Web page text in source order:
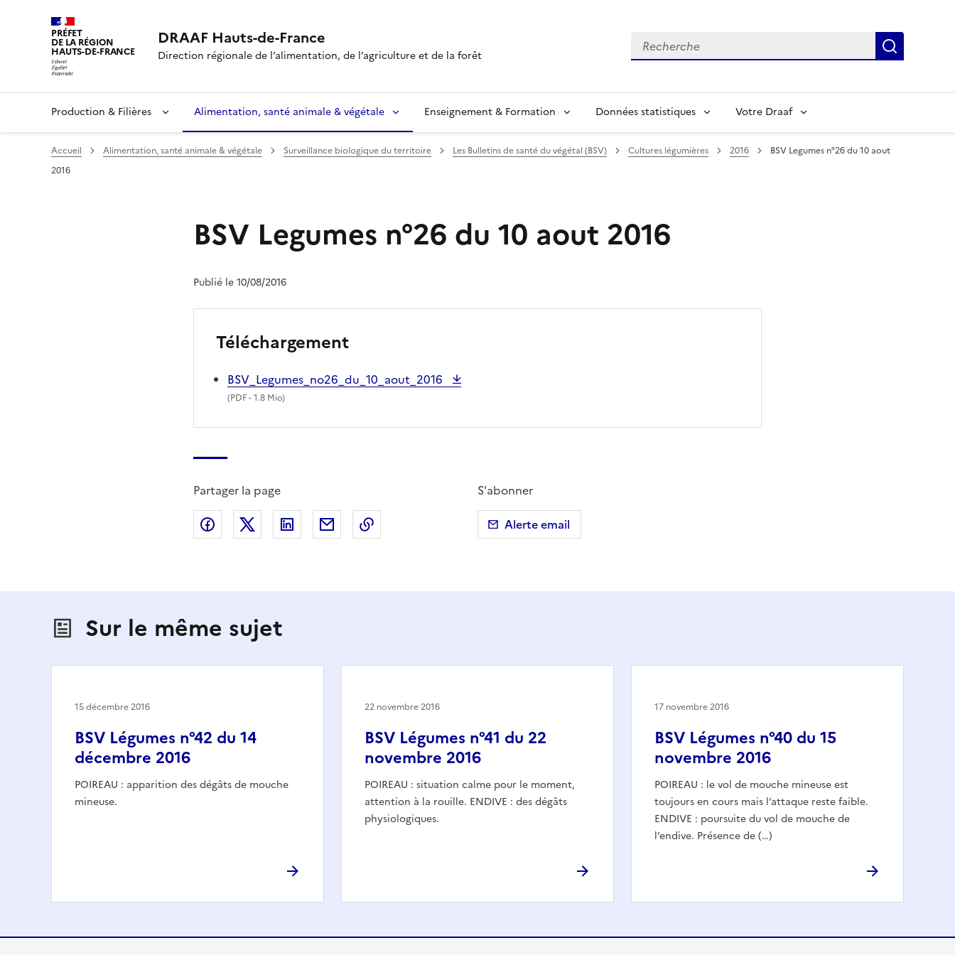
PRÉFET
DE LA RÉGION
HAUTS-DE-FRANCE
DRAAF Hauts-de-France
Direction régionale de l’alimentation, de l’agriculture et de la forêt
Recherche
Production & Filières Alimentation, santé animale & végétale Enseignement & Formation Données statistiques Votre Draaf
Accueil Alimentation, santé animale & végétale Surveillance biologique du territoire Les Bulletins de santé du végétal (BSV) Cultures légumières 2016
BSV Legumes n°26 du 10 aout
2016
BSV Legumes n°26 du 10 aout 2016
Publié le 10/08/2016
Téléchargement
BSV_Legumes_no26_du_10_aout_2016
(PDF- 1.8 Mio)
Partager la page
Partager sur Facebook
Partager sur X (anciennement Twitter)
Partager sur LinkedIn
Partager par emailCopier dans le presse-papier
S'abonner
Alerte email
Sur le même sujet
BSV Légumes n°42 du 14
décembre 2016
POIREAU : apparition des dégâts de mouche
mineuse.
15 décembre 2016
BSV Légumes n°41 du 22
novembre 2016
POIREAU : situation calme pour le moment,
attention à la rouille. ENDIVE : des dégâts
physiologiques.
22 novembre 2016
BSV Légumes n°40 du 15
novembre 2016
POIREAU : le vol de mouche mineuse est
toujours en cours mais l’attaque reste faible.
ENDIVE : poursuite du vol de mouche de
l’endive. Présence de (…)
17 novembre 2016